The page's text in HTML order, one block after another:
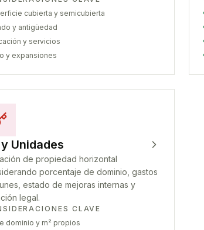
cubierta y semicubierta
y antigüedad
y servicios
y expansiones
y Unidades
de propiedad horizontal
porcentaje de dominio, gastos
estado de mejoras internas y
legal.
CLAVE
dominio y m² propios